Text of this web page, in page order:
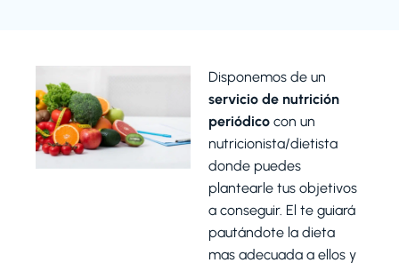
Disponemos de un
servicio de nutrición
periódico con un
nutricionista/dietista
donde puedes
plantearle tus objetivos
a conseguir. El te guiará
pautándote la dieta
mas adecuada a ellos y